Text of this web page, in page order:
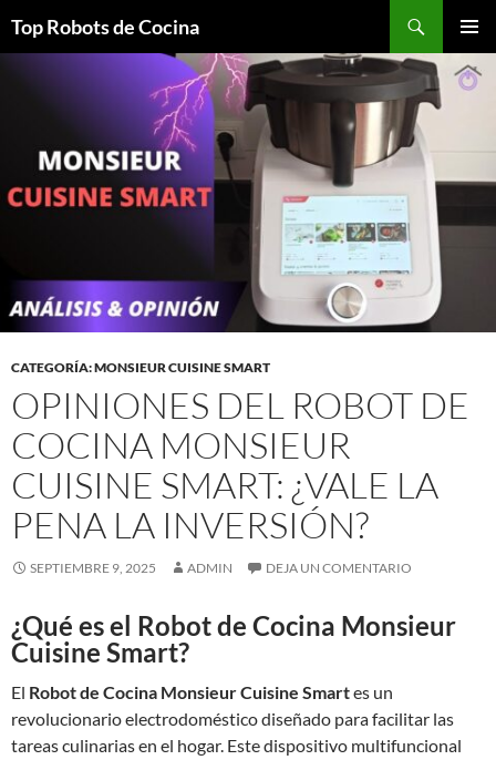
Top Robots de Cocina
MENÚ
CATEGORÍA: MONSIEUR CUISINE SMART
OPINIONES DEL ROBOT DE
COCINA MONSIEUR
CUISINE SMART: ¿VALE LA
PENA LA INVERSIÓN?
SEPTIEMBRE 9, 2025 ADMIN DEJA UN COMENTARIO
¿Qué es el Robot de Cocina Monsieur
Cuisine Smart?
El Robot de Cocina Monsieur Cuisine Smartes un
revolucionario electrodoméstico diseñado para facilitar las
tareas culinarias en el hogar. Este dispositivo multifuncional